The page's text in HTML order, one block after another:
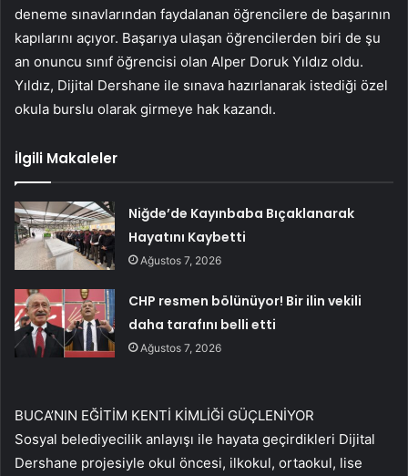
deneme sınavlarından faydalanan öğrencilere de başarının
kapılarını açıyor. Başarıya ulaşan öğrencilerden biri de şu
an onuncu sınıf öğrencisi olan Alper Doruk Yıldız oldu.
Yıldız, Dijital Dershane ile sınava hazırlanarak istediği özel
okula burslu olarak girmeye hak kazandı.
İlgili Makaleler
Niğde’de Kayınbaba Bıçaklanarak
Hayatını Kaybetti
Ağustos 7, 2026
CHP resmen bölünüyor! Bir ilin vekili
daha tarafını belli etti
Ağustos 7, 2026
BUCA’NIN EĞİTİM KENTİ KİMLİĞİ GÜÇLENİYOR
Sosyal belediyecilik anlayışı ile hayata geçirdikleri Dijital
Dershane projesiyle okul öncesi, ilkokul, ortaokul, lise